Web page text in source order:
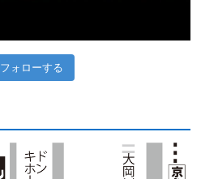
フォローする